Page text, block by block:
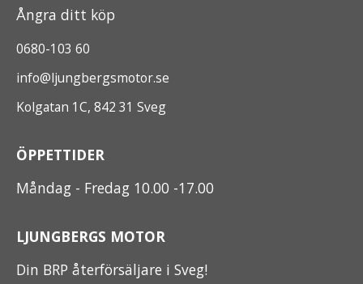
Ångra ditt köp
0680-103 60
info@ljungbergsmotor.se
Kolgatan 1C, 842 31 Sveg
ÖPPETTIDER
Måndag - Fredag 10.00 -17.00
LJUNGBERGS MOTOR
Din BRP återförsäljare i Sveg!